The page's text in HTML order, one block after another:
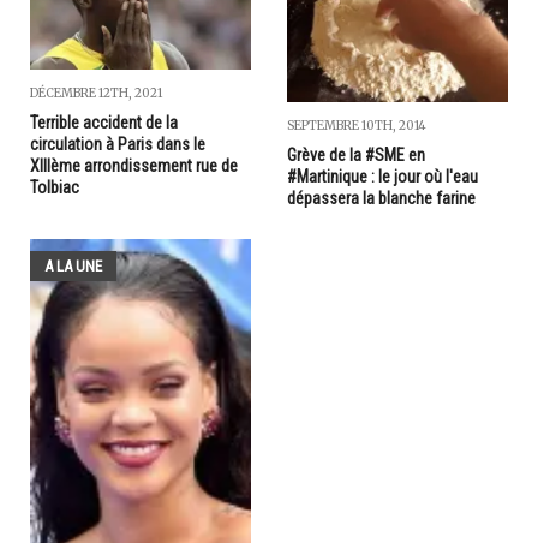
DÉCEMBRE 12TH, 2021
Terrible accident de la
circulation à Paris dans le
XIIIème arrondissement rue de
Tolbiac
SEPTEMBRE 10TH, 2014
Grève de la #SME en
#Martinique : le jour où l'eau
dépassera la blanche farine
A LA UNE